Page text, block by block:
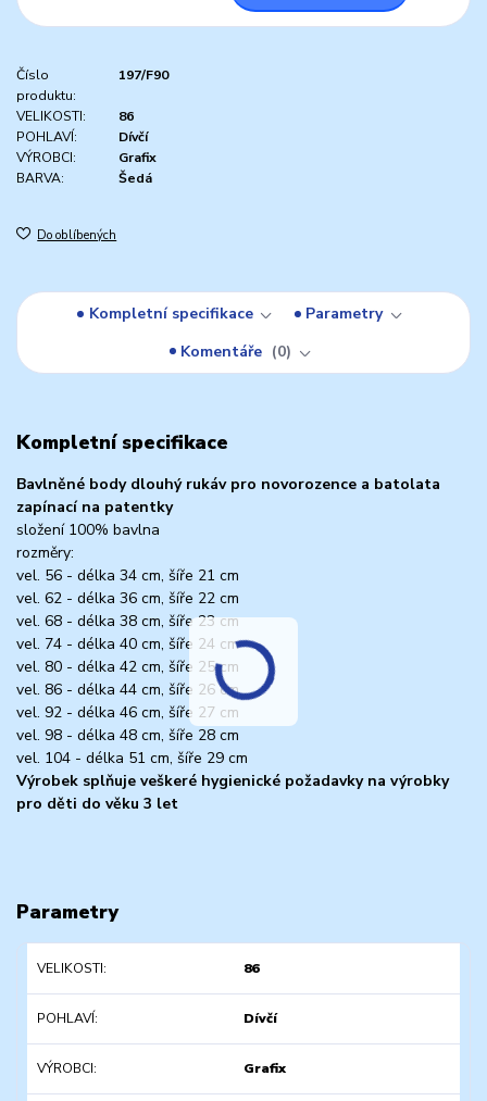
Číslo
produktu:
197/F90
VELIKOSTI:
86
POHLAVÍ:
Dívčí
VÝROBCI:
Grafix
BARVA:
Šedá
Do oblíbených
Kompletní specifikace
Parametry
Komentáře
0
Kompletní specifikace
Bavlněné body dlouhý rukáv pro novorozence a batolata
zapínací na patentky
složení 100% bavlna
rozměry:
vel. 56 - délka 34 cm, šíře 21 cm
vel. 62 - délka 36 cm, šíře 22 cm
vel. 68 - délka 38 cm, šíře 23 cm
vel. 74 - délka 40 cm, šíře 24 cm
vel. 80 - délka 42 cm, šíře 25 cm
vel. 86 - délka 44 cm, šíře 26 cm
vel. 92 - délka 46 cm, šíře 27 cm
vel. 98 - délka 48 cm, šíře 28 cm
vel. 104 - délka 51 cm, šíře 29 cm
Výrobek splňuje veškeré hygienické požadavky na výrobky
pro děti do věku 3 let
Parametry
VELIKOSTI 86
POHLAVÍ Dívčí
VÝROBCI Grafix